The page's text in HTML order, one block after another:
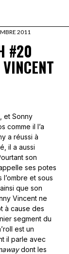
2011
#20
et Sonny
comme il l’a
a réussi à
il a aussi
son
ses potes
et sous
que son
Vincent ne
à cause des
segment du
est un
il parle avec
dont les